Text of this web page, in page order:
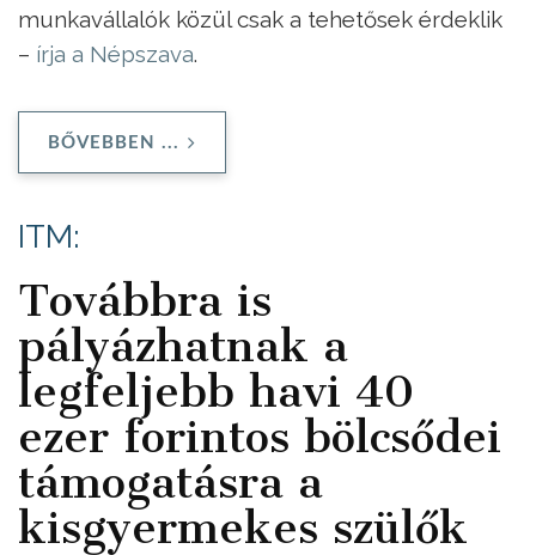
munkavállalók közül csak a tehetősek érdeklik
– írja a Népszava.
BŐVEBBEN ...
ITM:
Továbbra is
pályázhatnak a
legfeljebb havi 40
ezer forintos bölcsődei
támogatásra a
kisgyermekes szülők